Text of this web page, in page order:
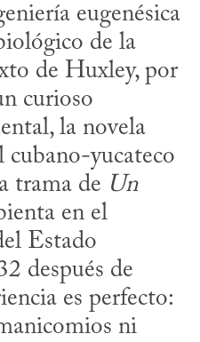
eugenésica
de la
de Huxley, por
curioso
cubano-yucateco
trama de Un
en el
Estado
después de
es perfecto:
ni